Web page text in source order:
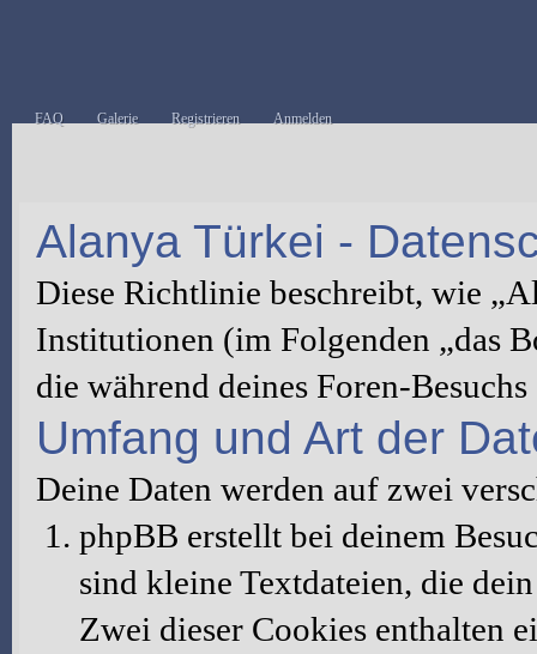
FAQ Galerie Registrieren Anmelden
Alanya Türkei -
Diese Richtlinie beschreibt, wie
Institutionen (im Folgenden „das
die während deines Foren-
Umfang und Art der
Deine Daten werden auf zwei
phpBB erstellt bei deinem
sind kleine Textdateien, die
Zwei dieser Cookies enthalten